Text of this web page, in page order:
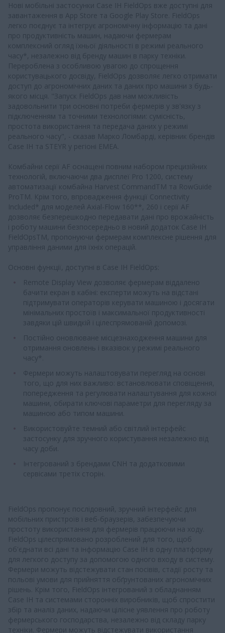
Нові мобільні застосунки Case IH FieldOps вже доступні для
завантаження в App Store та Google Play Store. FieldOps
легко поєднує та інтегрує агрономічну інформацію та дані
про продуктивність машин, надаючи фермерам
комплексний огляд їхньої діяльності в режимі реального
часу*, незалежно від бренду машин в парку техніки.
Перероблена з особливою увагою до спрощення
користувацького досвіду, FieldOps дозволяє легко отримати
доступ до агрономічних даних та даних про машини з будь-
якого місця. "Запуск FieldOps дав нам можливість
задовольнити три основні потреби фермерів у зв'язку з
підключенням та точними технологіями: сумісність,
простота використання та передача даних у режимі
реального часу", - сказав Марко Ломбарді, керівник брендів
Case IH та STEYR у регіоні EMEA.
Комбайни серії AF оснащені повним набором прецизійних
технологій, включаючи два дисплеї Pro 1200, систему
автоматизації комбайна Harvest CommandTM та RowGuide
ProTM. Крім того, впровадження функції Connectivity
Included* для моделей Axial-Flow 160**, 260 і серії AF
дозволяє безперешкодно передавати дані про врожайність
і роботу машини безпосередньо в новий додаток Case IH
FieldOpsTM, пропонуючи фермерам комплексне рішення для
управління даними для їхніх операцій.
Основні функції, доступні в Case IH FieldOps:
Remote Display View дозволяє фермерам віддалено
бачити екран в кабіні: експерти можуть на відстані
підтримувати операторів керувати машиною і досягати
мінімальних простоїв і максимальної продуктивності
завдяки цій швидкій і цілеспрямованій допомозі.
Постійно оновлюване місцезнаходження машини для
отримання оновлень і вказівок у режимі реального
часу*.
Фермери можуть налаштовувати перегляд на основі
того, що для них важливо: встановлювати сповіщення,
попередження та регулювати налаштування для кожної
машини, обирати ключові параметри для перегляду за
машиною або типом машини.
Використовуйте темний або світлий інтерфейс
застосунку для зручного користування незалежно від
часу доби.
Інтегрований з брендами CNH та додатковими
сервісами третіх сторін.
FieldOps пропонує послідовний, зручний інтерфейс для
мобільних пристроїв і веб-браузерів, забезпечуючи
простоту використання для фермерів працюючи на ходу.
FieldOps цілеспрямовано розроблений для того, щоб
об'єднати всі дані та інформацію Case IH в одну платформу
для легкого доступу за допомогою одного входу в систему.
Фермери можуть відстежувати стан посівів, стадії росту та
польові умови для прийняття обґрунтованих агрономічних
рішень. Крім того, FieldOps інтегрований з обладнанням
Case IH та системами сторонніх виробників, щоб спростити
збір та аналіз даних, надаючи цілісне уявлення про роботу
фермерського господарства, незалежно від складу парку
техніки. Фермери можуть відстежувати використання